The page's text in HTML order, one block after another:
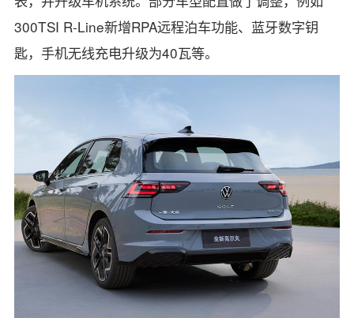
300TSI R-Line新增RPA远程泊车功能、蓝牙数字钥
匙，手机无线充电升级为40瓦等。